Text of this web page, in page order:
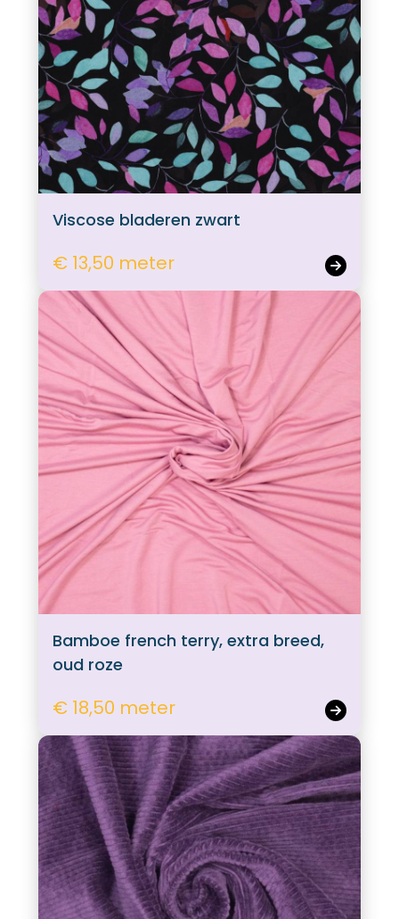
Viscose bladeren zwart
€ 13,50 meter
Bamboe french terry, extra breed,
oud roze
€ 18,50 meter